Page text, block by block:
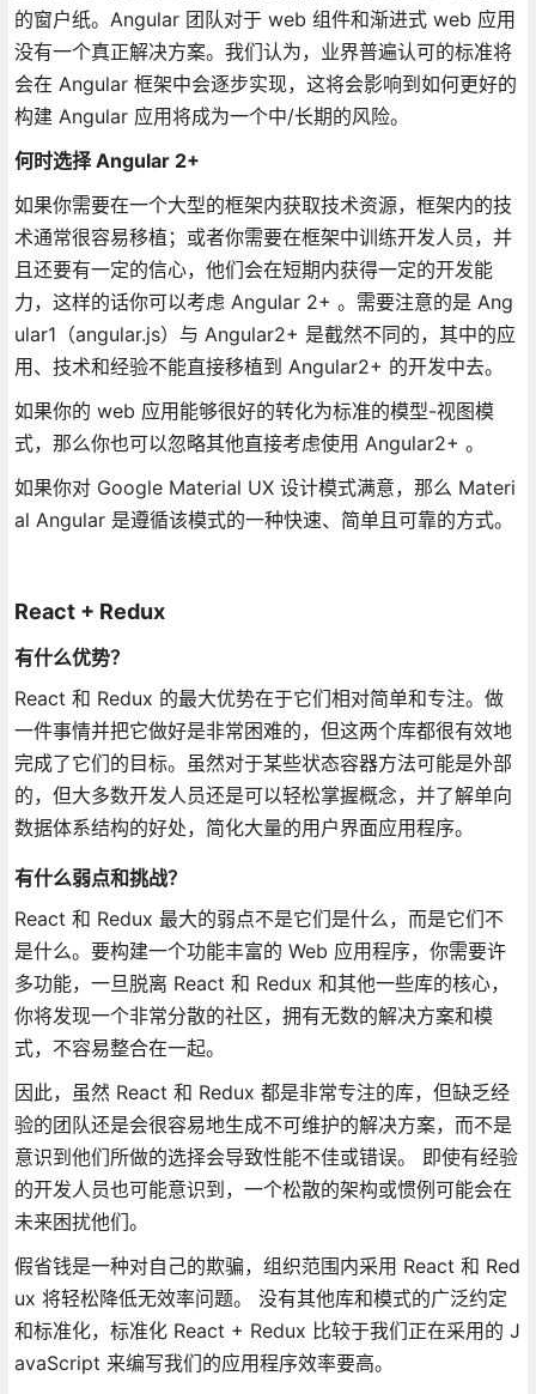
的窗户纸。Angular 团队对于 web 组件和渐进式 web 应用
没有一个真正解决方案。我们认为，业界普遍认可的标准将
会在 Angular 框架中会逐步实现，这将会影响到如何更好的
构建 Angular 应用将成为一个中/长期的风险。
何时选择 Angular 2+
如果你需要在一个大型的框架内获取技术资源，框架内的技
术通常很容易移植；或者你需要在框架中训练开发人员，并
且还要有一定的信心，他们会在短期内获得一定的开发能
力，这样的话你可以考虑 Angular 2+ 。需要注意的是 Ang
ular1（angular.js）与 Angular2+ 是截然不同的，其中的应
用、技术和经验不能直接移植到 Angular2+ 的开发中去。
如果你的 web 应用能够很好的转化为标准的模型-视图模
式，那么你也可以忽略其他直接考虑使用 Angular2+ 。
如果你对 Google Material UX 设计模式满意，那么 Materi
al Angular 是遵循该模式的一种快速、简单且可靠的方式。
React + Redux
有什么优势？
React 和 Redux 的最大优势在于它们相对简单和专注。做
一件事情并把它做好是非常困难的，但这两个库都很有效地
完成了它们的目标。虽然对于某些状态容器方法可能是外部
的，但大多数开发人员还是可以轻松掌握概念，并了解单向
数据体系结构的好处，简化大量的用户界面应用程序。
有什么弱点和挑战？
React 和 Redux 最大的弱点不是它们是什么，而是它们不
是什么。要构建一个功能丰富的 Web 应用程序，你需要许
多功能，一旦脱离 React 和 Redux 和其他一些库的核心，
你将发现一个非常分散的社区，拥有无数的解决方案和模
式，不容易整合在一起。
因此，虽然 React 和 Redux 都是非常专注的库，但缺乏经
验的团队还是会很容易地生成不可维护的解决方案，而不是
意识到他们所做的选择会导致性能不佳或错误。 即使有经验
的开发人员也可能意识到，一个松散的架构或惯例可能会在
未来困扰他们。
假省钱是一种对自己的欺骗，组织范围内采用 React 和 Red
ux 将轻松降低无效率问题。 没有其他库和模式的广泛约定
和标准化，标准化 React + Redux 比较于我们正在采用的 J
avaScript 来编写我们的应用程序效率要高。